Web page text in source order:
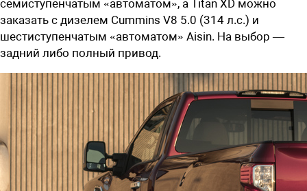
семиступенчатым «автоматом», а Titan XD можно
заказать с дизелем Cummins V8 5.0 (314 л.с.) и
шестиступенчатым «автоматом» Aisin. На выбор —
задний либо полный привод.